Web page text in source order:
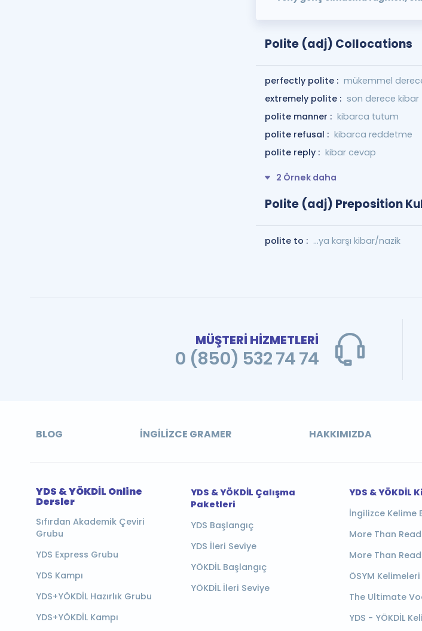
Polite (adj) Collocations
perfectly polite : mükemmel
extremely polite : son derece kibar
polite manner : kibarca tutum
polite refusal : kibarca reddetme
polite reply : kibar cevap
2 Örnek daha
Polite (adj) Preposition
polite to : ...ya karşı kibar/nazik
MÜŞTERİ HİZMETLERİ
0 (850) 532 74 74
BLOG İNGILIZCE GRAMER HAKKIMIZDA
YDS & YÖKDİL Online
Dersler
Sıfırdan Akademik Çeviri
Grubu
YDS Express Grubu
YDS Kampı
YDS+YÖKDİL Hazırlık Grubu
YDS+YÖKDİL Kampı
YDS & YÖKDİL Çalışma
Paketleri
YDS Başlangıç
YDS İleri Seviye
YÖKDİL Başlangıç
YÖKDİL İleri Seviye
YDS & YÖKDİL
İngilizce Kelime
More Than
More Than
ÖSYM Kelimeleri
The Ultimate
YDS - YÖKDİL